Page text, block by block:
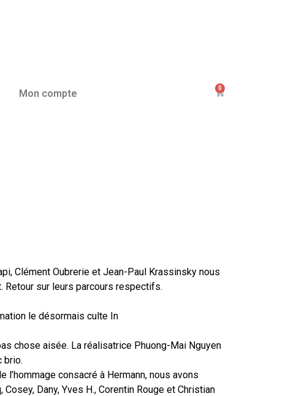
Mon compte 0
Clément Oubrerie et Jean-Paul Krassinsky nous
Retour sur leurs parcours respectifs.
le désormais culte In
chose aisée. La réalisatrice Phuong-Mai Nguyen
brio.
l’hommage consacré à Hermann, nous avons
Dany, Yves H., Corentin Rouge et Christian